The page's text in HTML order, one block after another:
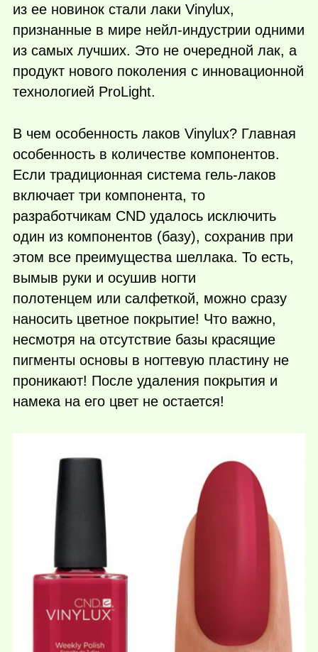
из ее новинок стали лаки Vinylux,
признанные в мире нейл-индустрии одними
из самых лучших. Это не очередной лак, а
продукт нового поколения с инновационной
технологией ProLight.
В чем особенность лаков Vinylux? Главная
особенность в количестве компонентов.
Если традиционная система гель-лаков
включает три компонента, то
разработчикам CND удалось исключить
один из компонентов (базу), сохранив при
этом все преимущества шеллака. То есть,
вымыв руки и осушив ногти
полотенцем или салфеткой, можно сразу
наносить цветное покрытие! Что важно,
несмотря на отсутствие базы красящие
пигменты основы в ногтевую пластину не
проникают! После удаления покрытия и
намека на его цвет не остается!